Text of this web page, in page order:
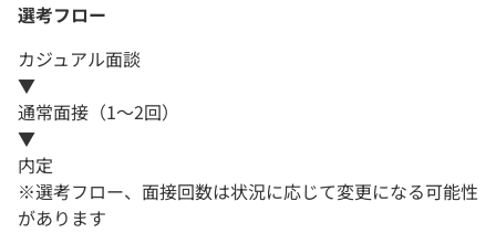
選考フロー
カジュアル面談
▼
通常面接（1～2回）
▼
内定
※選考フロー、面接回数は状況に応じて変更になる可能性
があります